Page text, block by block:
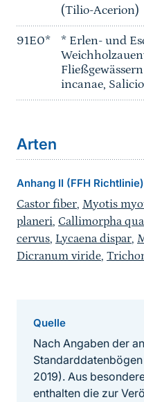
(Tilio-Acerion)
91E0*
* Erlen- und
incanae,
Arten
Anhang II (FFH Richtlinie)
Castor fiber, Myotis
planeri, Callimorpha
cervus, Lycaena dispar,
Dicranum viride,
Quelle
Nach Angaben der
2019). Aus
enthalten die zur